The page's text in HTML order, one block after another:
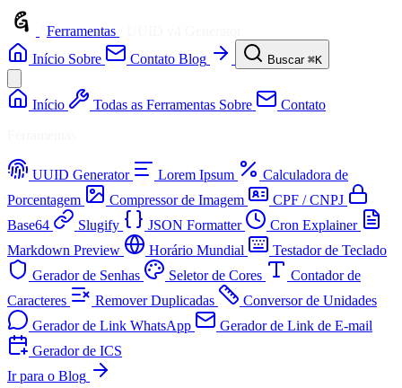
Ferramentas
Início Sobre Contato Blog Buscar ⌘K
Início Todas as Ferramentas Sobre
Contato
UUID Generator Lorem Ipsum
Calculadora de
Porcentagem
Compressor de Imagem
CPF / CNPJ
Base64
Slugify JSON Formatter
Cron Explainer
Markdown Preview
Horário Mundial
Testador de Teclado
Gerador de Senhas
Seletor de Cores
Contador de
Caracteres
Remover Duplicadas
Conversor de Unidades
Gerador de Link WhatsApp
Gerador de Link de E-mail
Gerador de ICS
Ir para o Blog